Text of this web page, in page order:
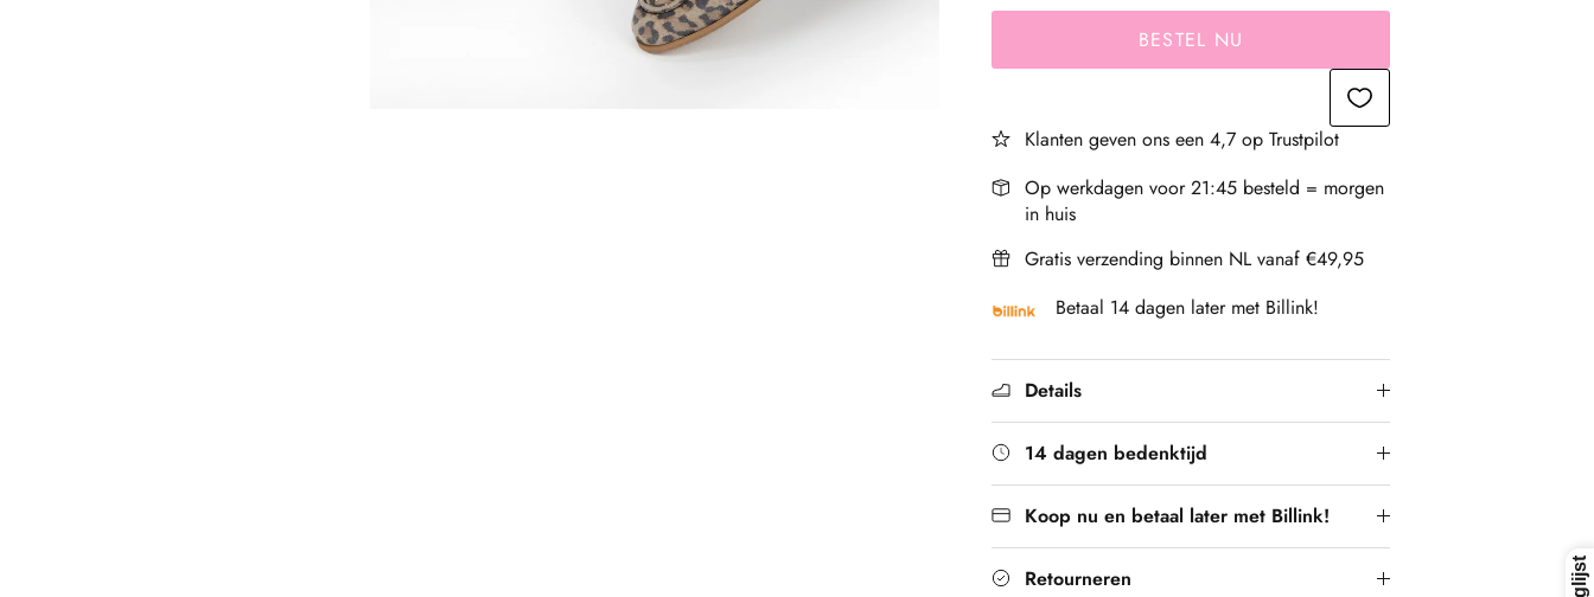
BESTEL NU
Klanten geven ons een 4,7 op Trustpilot
Op werkdagen voor 21:45 besteld = morgen
in huis
Gratis verzending binnen NL vanaf €49,95
Betaal 14 dagen later met Billink!
Details
14 dagen bedenktijd
Koop nu en betaal later met Billink!
Retourneren